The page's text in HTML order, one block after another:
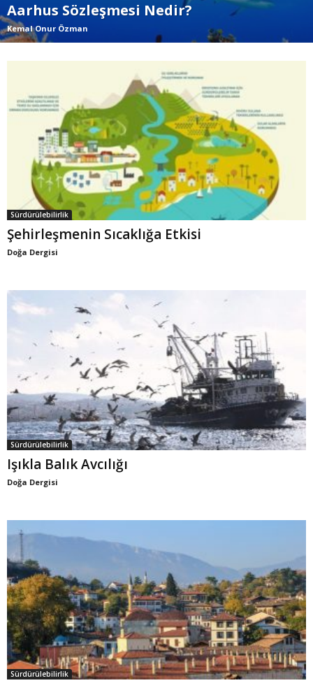
Aarhus Sözleşmesi Nedir?
Kemal Onur Özman
Sürdürülebilirlik
Şehirleşmenin Sıcaklığa Etkisi
Doğa Dergisi
Sürdürülebilirlik
Işıkla Balık Avcılığı
Doğa Dergisi
Sürdürülebilirlik